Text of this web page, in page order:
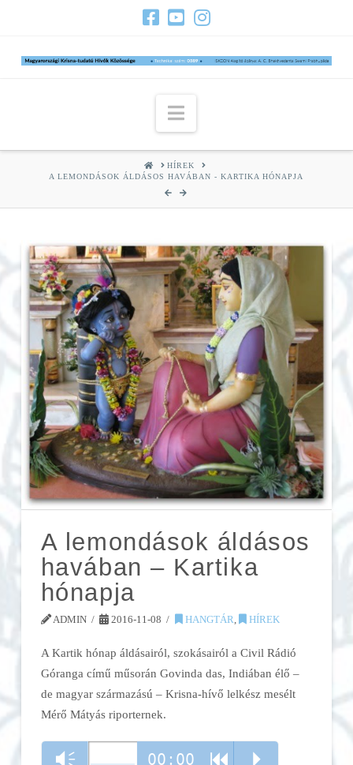
Navigation
HOMEHÍREK
A LEMONDÁSOK ÁLDÁSOS HAVÁBAN - KARTIKA HÓNAPJA
A lemondások áldásos
havában – Kartika
hónapja
ADMIN 2016-11-08 HANGTÁR, HÍREK
A Kartik hónap áldásairól, szokásairól a Civil Rádió
Góranga című műsorán Govinda das, Indiában élő –
de magyar származású – Krisna-hívő lelkész mesélt
Mérő Mátyás riporternek.
Vm 00:00 R P